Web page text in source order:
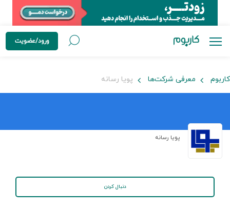
ورود/عضویت
کاربوم معرفی شرکت‌ها پویا رسانه
پویا رسانه
دنبال کردن